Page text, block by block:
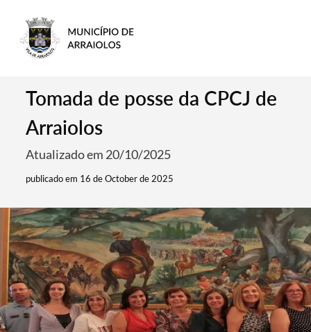
Tomada de posse da CPCJ de
Arraiolos
Atualizado em 20/10/2025
publicado em 16 de October de 2025